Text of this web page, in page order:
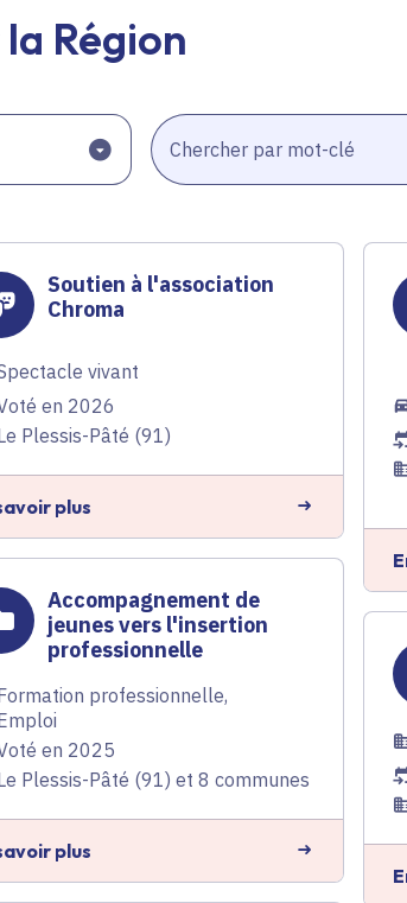
Région
Chercher par mot-clé
Soutien à l'association
Chroma
vivant
en 2026
Plessis-Pâté (91)
plus
Accompagnement de
jeunes vers l'insertion
professionnelle
professionnelle,
en 2025
Plessis-Pâté (91) et 8 communes
plus